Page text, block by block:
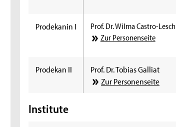
Prodekanin I
Prof. Dr. Wilma Castro-
Zur Personenseite
Prodekan II
Prof. Dr. Tobias Galliat
Zur Personenseite
Institute